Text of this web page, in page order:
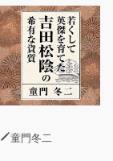
パワーとは？
ークとは？
出した
たのか？
の命運を左右す
」と「文明の
童門冬二